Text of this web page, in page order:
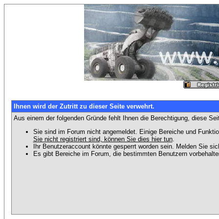
Ihnen wird der Zutritt zu dieser Seite verwehrt.
Aus einem der folgenden Gründe fehlt Ihnen die Berechtigung, diese
Sie sind im Forum nicht angemeldet. Einige Bereiche und
Sie nicht registriert sind, können Sie dies hier tun.
Ihr Benutzeraccount könnte gesperrt worden sein. Melden Sie
Es gibt Bereiche im Forum, die bestimmten Benutzern